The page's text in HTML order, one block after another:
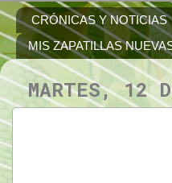
CRÓNICAS Y NOTICIAS
MIS ZAPATILLAS
MARTES, 12